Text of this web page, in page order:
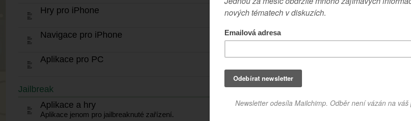
Hry pro iPhone
1849
Navigace pro iPhone
195 8563
v pon úno 17,
Aplikace pro PC odMr.
Jailbreak TÉMATA
Aplikace a hry
Aplikace jenom pro jailbreaknuté zařízení.
odmike-biker
v ned bře 15,